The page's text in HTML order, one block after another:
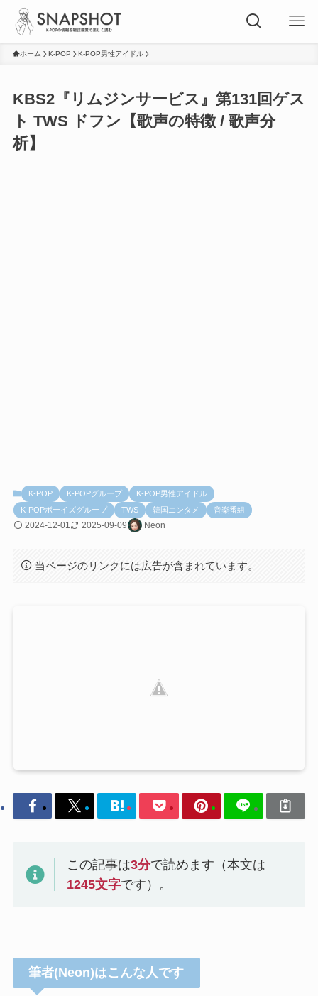
ホーム K-POP K-POP男性アイドル
KBS2『リムジンサービス』第131回ゲス
ト TWS ドフン【歌声の特徴 / 歌声分
析】
K-POP K-POPグループ
K-POP男性アイドル
K-POPボーイズグループ
TWS 韓国エンタメ 音楽番組
2024-12-01 2025-09-09 Neon
当ページのリンクには広告が含まれています。
この記事は3分で読めます（本文は
1245文字です）。
筆者(Neon)はこんな人です